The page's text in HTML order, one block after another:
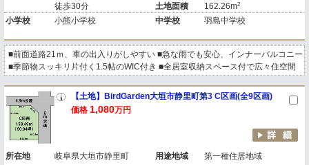
徒歩30分
土地面積
162.26m2
小学校 小熊小学校 中学校 羽島中学校
■前面道路21ｍ、車の出入りがしやすい ■急な雨でも安心、インナーバルコニー
■季節物スッキリ片付く1.5帖のWIC付き ■全居室収納スペース付で広々住空間
【土地】BirdGarden大垣市静里町第3 C区画(全9区画)
価格 1,080万円
所在地 岐阜県大垣市静里町 用途地域 第一種住居地域